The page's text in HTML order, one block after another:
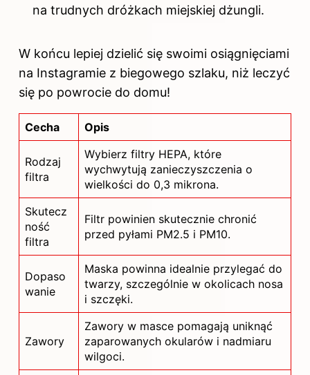
na trudnych dróżkach miejskiej dżungli.
W końcu lepiej dzielić się swoimi osiągnięciami
na Instagramie z biegowego szlaku, niż leczyć
się po powrocie do domu!
Cecha Opis
Rodzaj
filtra
Wybierz filtry HEPA, które
wychwytują zanieczyszczenia o
wielkości do 0,3 mikrona.
Skutecz
ność
filtra
Filtr powinien skutecznie chronić
przed pyłami PM2.5 i PM10.
Dopaso
wanie
Maska powinna idealnie przylegać do
twarzy, szczególnie w okolicach nosa
i szczęki.
Zawory
Zawory w masce pomagają uniknąć
zaparowanych okularów i nadmiaru
wilgoci.